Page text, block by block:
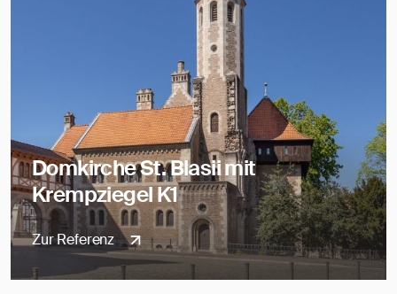
Domkirche St. Blasii mit
Krempziegel K1
Zur Referenz